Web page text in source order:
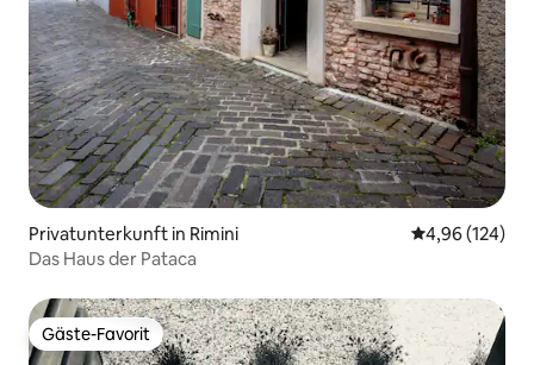
Privatunterkunft in Rimini
4,96 (124)
Das Haus der Pataca
Gäste-Favorit
Gäste-Favorit